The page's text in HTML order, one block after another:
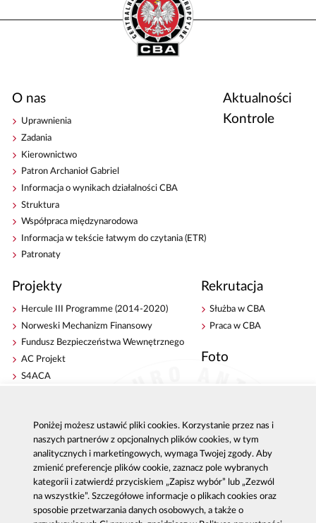
O nas
Uprawnienia
Zadania
Kierownictwo
Patron Archanioł Gabriel
Informacja o wynikach działalności CBA
Struktura
Współpraca międzynarodowa
Informacja w tekście łatwym do czytania (ETR)
Patronaty
Aktualności
Kontrole
Projekty
Hercule III Programme (2014-2020)
Norweski Mechanizm Finansowy
Fundusz Bezpieczeństwa Wewnętrznego
AC Projekt
S4ACA
Rekrutacja
Służba w CBA
Praca w CBA
Foto
Publikacje
Strategie antykorupcyjne
Platforma e-learningowa
Centrala CBA w Warszawie
Delegatury CBA
Zgłoś korupcję
Dla mediów
Sygnaliści - zgłoszenia zewnętrzne
Poniżej możesz ustawić pliki cookies. Korzystanie przez nas i
naszych partnerów z opcjonalnych plików cookies, w tym
analitycznych i marketingowych, wymaga Twojej zgody. Aby
zmienić preferencje plików cookie, zaznacz pole wybranych
kategorii i zatwierdź przyciskiem „Zapisz wybór” lub „Zezwól
na wszystkie”. Szczegółowe informacje o plikach cookies oraz
sposobie przetwarzania danych osobowych, a także o